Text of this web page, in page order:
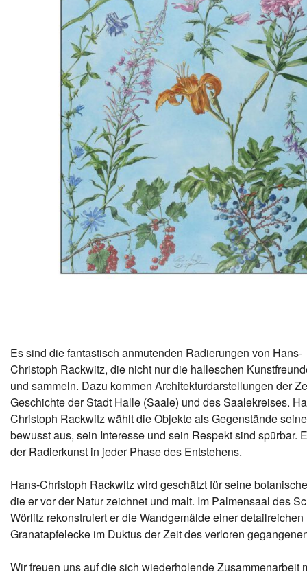
Es sind die fantastisch anmutenden Radierungen von Hans-
Christoph Rackwitz, die nicht nur die halleschen
und sammeln. Dazu kommen Architekturdarstellungen der
Geschichte der Stadt Halle (Saale) und des Saalekreises.
Christoph Rackwitz wählt die Objekte als Gegenstände
bewusst aus, sein Interesse und sein Respekt sind spürbar.
der Radierkunst in jeder Phase des Entstehens.
Hans-Christoph Rackwitz wird geschätzt für seine
die er vor der Natur zeichnet und malt. Im Palmensaal des
Wörlitz rekonstruiert er die Wandgemälde einer detailreichen
Granatapfelecke im Duktus der Zeit des verloren
Wir freuen uns auf die sich wiederholende Zusammenarbeit